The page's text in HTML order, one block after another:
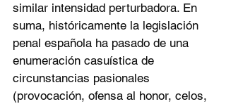
similar intensidad perturbadora. En
suma, históricamente la legislación
penal española ha pasado de una
enumeración casuística de
circunstancias pasionales
(provocación, ofensa al honor, celos,